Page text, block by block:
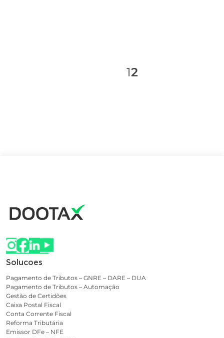
12
Solucoes
Pagamento de Tributos – GNRE – DARE – DUA
Pagamento de Tributos – Automação
Gestão de Certidões
Caixa Postal Fiscal
Conta Corrente Fiscal
Reforma Tributária
Emissor DFe – NFE